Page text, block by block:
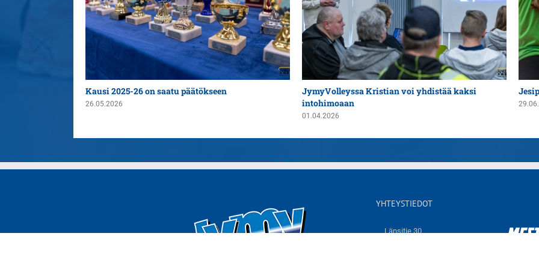
Kausi 2025-26 on saatu päätökseen
26.05.2026
JymyVolleyssa Kristian voi yhdistää kaksi
intohimoaan
01.04.2026
YHTEYSTIEDOT
Länsitie 30,